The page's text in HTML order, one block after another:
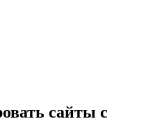
сайты с